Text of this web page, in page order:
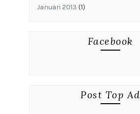
Januari 2013 (1)
Facebook
Post Top Ad